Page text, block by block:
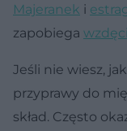
Majeranek i
zapobiega
Jeśli nie wiesz,
przyprawy do
skład. Często